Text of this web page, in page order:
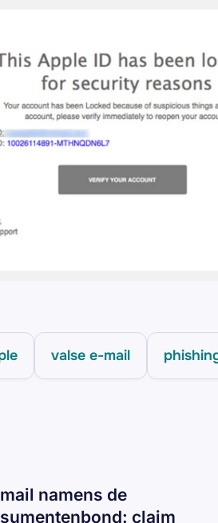
valse e-mail
namens de
claim